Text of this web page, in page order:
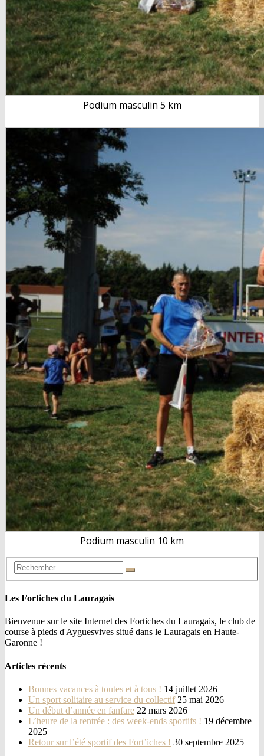
Podium masculin 5 km
Podium masculin 10 km
Les Fortiches du Lauragais
Bienvenue sur le site Internet des Fortiches du Lauragais, le club de
course à pieds d'Ayguesvives situé dans le Lauragais en Haute-
Garonne !
Articles récents
Bonnes vacances à toutes et à tous ! 14 juillet 2026
Un sport solitaire au service du collectif 25 mai 2026
Un début d’année en fanfare 22 mars 2026
L’heure de la rentrée : des week-ends sportifs ! 19 décembre
2025
Retour sur l’été sportif des Fort’iches ! 30 septembre 2025